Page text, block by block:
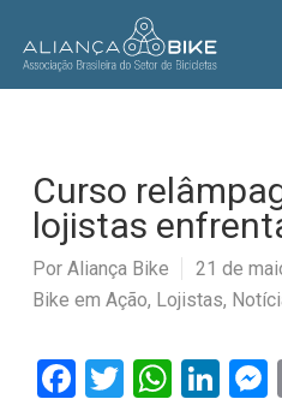
main
Curso
lojistas
Por Aliança Bike 21 de
Bike em Ação, Lojistas,
Facebook
Twitter